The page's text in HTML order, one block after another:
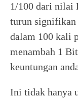
1/100 dari nilai
turun signifikan
dalam 100 kali
menambah 1
keuntungan
Ini tidak hanya